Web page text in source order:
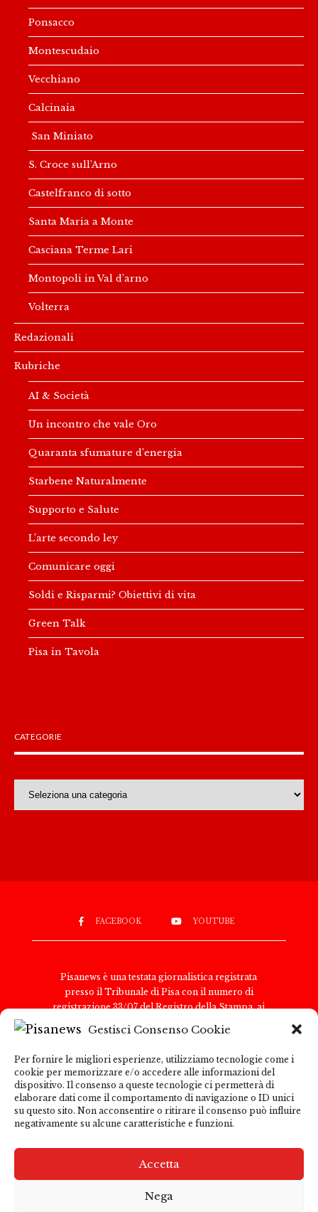
Gestisci Consenso Cookie
Per fornire le migliori esperienze, utilizziamo tecnologie come i
cookie per memorizzare e/o accedere alle informazioni del
dispositivo. Il consenso a queste tecnologie ci permetterà di
elaborare dati come il comportamento di navigazione o ID unici
su questo sito. Non acconsentire o ritirare il consenso può influire
negativamente su alcune caratteristiche e funzioni.
Accetta
Nega
Ponsacco
Montescudaio
Vecchiano
Calcinaia
San Miniato
S. Croce sull’Arno
Castelfranco di sotto
Santa Maria a Monte
Casciana Terme Lari
Montopoli in Val d’arno
Volterra
Redazionali
Rubriche
AI & Società
Un incontro che vale Oro
Quaranta sfumature d’energia
Starbene Naturalmente
Supporto e Salute
L’arte secondo ley
Comunicare oggi
Soldi e Risparmi? Obiettivi di vita
Green Talk
Pisa in Tavola
CATEGORIE
Categorie
FACEBOOK YOUTUBE
Pisanews è una testata giornalistica registrata
presso il Tribunale di Pisa con il numero di
registrazione 33/07 del Registro della Stampa, ai
responsabile è Antonio Tognoli.
con sede legale in Via del Nazareno 6, 00187 Roma.
Partita IVA e Codice Fiscale: 15271091009
Per comunicazioni con la redazione:
redazione@pisanews.net Per comunicazioni
pubblicitarie: marketing@tgitalinternational.it
responsabilità per i contenuti di siti esterni
è invitato a consultare le informative sulla